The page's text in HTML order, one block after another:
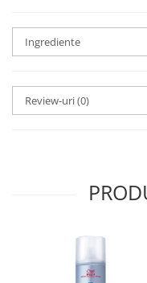
Ingrediente
Review-uri(0)